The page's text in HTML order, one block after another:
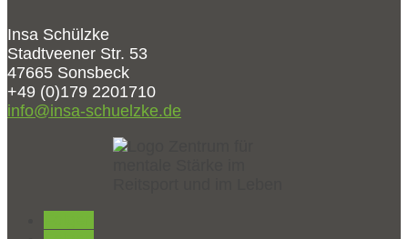
Insa Schülzke
Stadtveener Str. 53
47665 Sonsbeck
+49 (0)179 2201710
info@insa-schuelzke.de